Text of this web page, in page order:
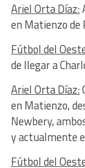
Ariel Orta Díaz:
en Matienzo de
Fútbol del
de llegar a
Ariel Orta Díaz:
en Matienzo,
Newbery,
y actualmente
Fútbol del